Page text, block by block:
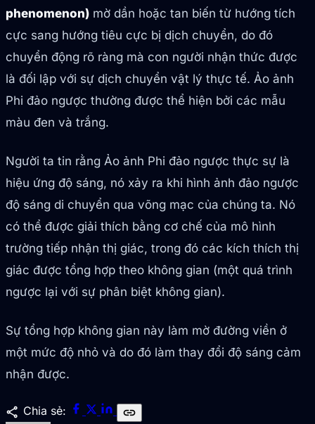
phenomenon) mờ dần hoặc tan biến từ hướng tích
cực sang hướng tiêu cực bị dịch chuyển, do đó
chuyển động rõ ràng mà con người nhận thức được
là đối lập với sự dịch chuyển vật lý thực tế. Ảo ảnh
Phi đảo ngược thường được thể hiện bởi các mẫu
màu đen và trắng.
Người ta tin rằng Ảo ảnh Phi đảo ngược thực sự là
hiệu ứng độ sáng, nó xảy ra khi hình ảnh đảo ngược
độ sáng di chuyển qua võng mạc của chúng ta. Nó
có thể được giải thích bằng cơ chế của mô hình
trường tiếp nhận thị giác, trong đó các kích thích thị
giác được tổng hợp theo không gian (một quá trình
ngược lại với sự phân biệt không gian).
Sự tổng hợp không gian này làm mờ đường viền ở
một mức độ nhỏ và do đó làm thay đổi độ sáng cảm
nhận được.
share Chia sẻ: link